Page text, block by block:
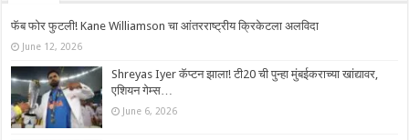
फॅब फोर फुटली! Kane Williamson चा आंतरराष्ट्रीय क्रिकेटला अलविदा
June 12, 2026
Shreyas Iyer कॅप्टन झाला! टी20 ची पुन्हा मुंबईकराच्या खांद्यावर,
एशियन गेम्स…
June 6, 2026